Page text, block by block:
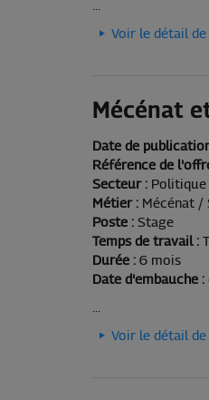
Voir le détail
Mécénat
Date de
Référence de
Secteur :
Métier : Mécénat /
Poste : Stage
Temps de travail :
Durée : 6 mois
Date d'embauche :
Voir le détail